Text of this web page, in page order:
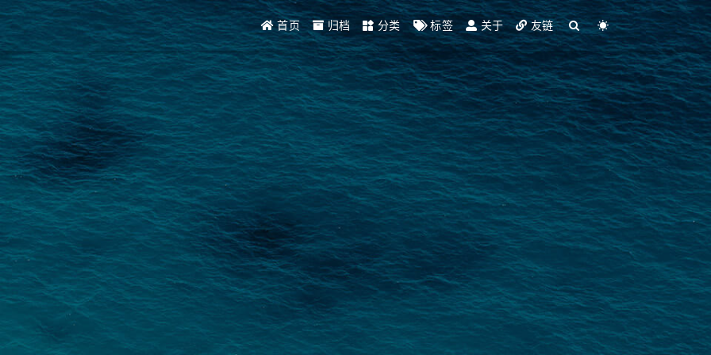
首页 归档 分类 标签 关于 友链